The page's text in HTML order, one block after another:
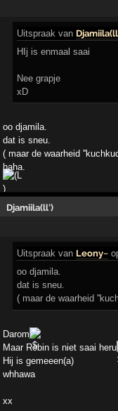
Uitspraak van
HIj is enmaal saai
Nee grapje
xD
oo djamila.
dat is sneu.
( maar de waarheid
haha.
Djamiila(ll')
Uitspraak van Leony~
oo djamila.
dat is sneu.
( maar de waarheid
Darom
Maar Robin is niet saai heru
Hij is gemeeen(a)
whhawa
xx